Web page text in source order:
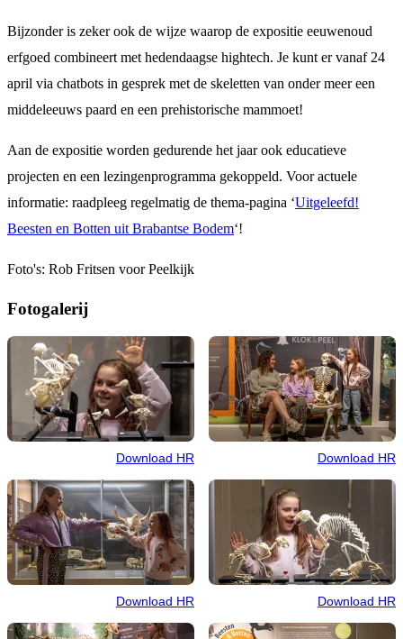
Bijzonder is zeker ook de wijze waarop de expositie eeuwenoud
erfgoed combineert met hedendaagse hightech. Je kunt er vanaf 24
april via chatbots in gesprek met de skeletten van onder meer een
middeleeuws paard en een prehistorische mammoet!
Aan de expositie worden gedurende het jaar ook educatieve
projecten en een lezingenprogramma gekoppeld. Voor actuele
informatie: raadpleeg regelmatig de thema-pagina ‘Uitgeleefd!
Beesten en Botten uit Brabantse Bodem‘!
Foto's: Rob Fritsen voor Peelkijk
Fotogalerij
Download HR Download HR
Download HR Download HR